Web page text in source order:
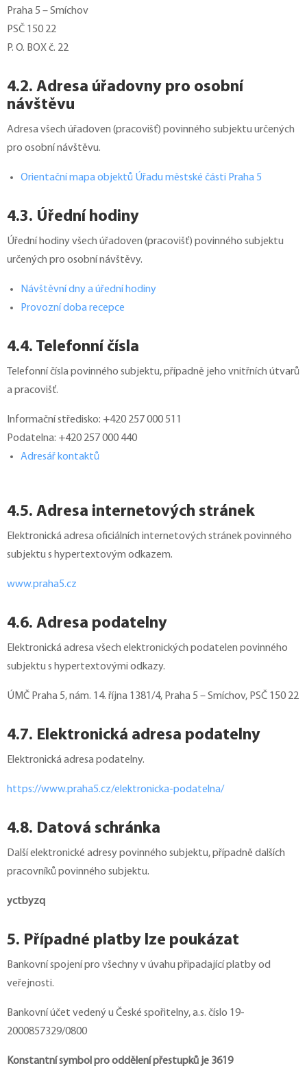
Praha 5 – Smíchov
PSČ 150 22
P. O. BOX č. 22
4.2. Adresa úřadovny pro osobní
návštěvu
Adresa všech úřadoven (pracovišť) povinného subjektu určených
pro osobní návštěvu.
Orientační mapa objektů Úřadu městské části Praha 5
4.3. Úřední hodiny
Úřední hodiny všech úřadoven (pracovišť) povinného subjektu
určených pro osobní návštěvy.
Návštěvní dny a úřední hodiny
Provozní doba recepce
4.4. Telefonní čísla
Telefonní čísla povinného subjektu, případně jeho vnitřních útvarů
a pracovišť.
Informační středisko: +420 257 000 511
Podatelna: +420 257 000 440
Adresář kontaktů
4.5. Adresa internetových stránek
Elektronická adresa oficiálních internetových stránek povinného
subjektu s hypertextovým odkazem.
www.praha5.cz
4.6. Adresa podatelny
Elektronická adresa všech elektronických podatelen povinného
subjektu s hypertextovými odkazy.
ÚMČ Praha 5, nám. 14. října 1381/4, Praha 5 – Smíchov, PSČ 150 22
4.7. Elektronická adresa podatelny
Elektronická adresa podatelny.
https://www.praha5.cz/elektronicka-podatelna/
4.8. Datová schránka
Další elektronické adresy povinného subjektu, případně dalších
pracovníků povinného subjektu.
yctbyzq
5. Případné platby lze poukázat
Bankovní spojení pro všechny v úvahu připadající platby od
veřejnosti.
Bankovní účet vedený u České spořitelny, a.s. číslo 19-
2000857329/0800
Konstantní symbol pro oddělení přestupků je 3619